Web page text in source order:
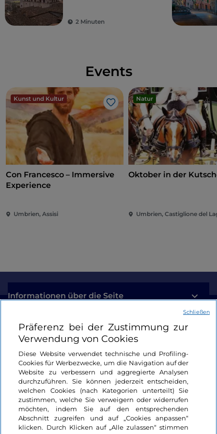
den mit Fresken bemalten Räumen des Palastes
verteilt. Der Abschnitt, der der kommunalen
2 Minuten
Events
Kunst und Kultur
Like
Con Francesco – Immersive
Experience
Umbrien, Assisi
Natur
Oktober in der
Umbrien, Castiglione del
Informationen über die Seite
Nützliche Links
Login
Bleiben wir in Kontakt
Präferenz bei der Zustimmung zur
Verwendung von Cookies
Diese Website verwendet technische und Profiling-
Cookies für Werbezwecke, um die Navigation auf der
Website zu verbessern und aggregierte Analysen
durchzuführen. Sie können jederzeit entscheiden,
welchen Cookies (nach Kategorien unterteilt) Sie
zustimmen, welche Sie verweigern oder widerrufen
möchten, indem Sie auf den entsprechenden
Abschnitt zugreifen und auf „Cookies anpassen“
klicken. Durch Klicken auf „Alle zulassen“ stimmen
Schließen